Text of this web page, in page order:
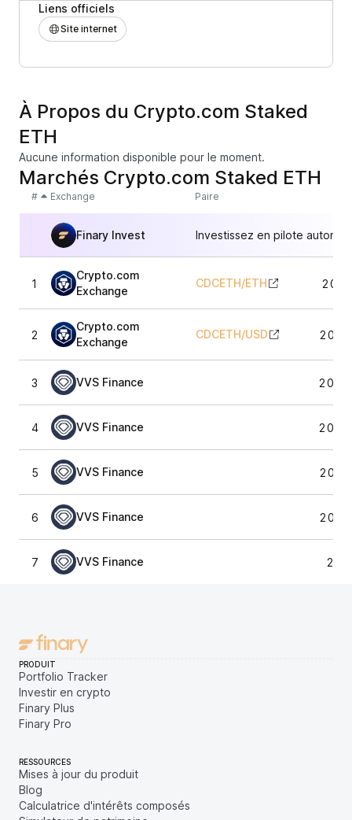
Liens officiels
Site internet
À Propos du Crypto.com Staked
ETH
Aucune information disponible pour le moment.
Marchés Crypto.com Staked ETH
# Exchange Paire
Finary Invest Investissez en pilote
1
Crypto.com
Exchange
CDCETH/ETH 2
2
Crypto.com
Exchange
CDCETH/USD 2
3 VVS Finance 2
4 VVS Finance 2
5 VVS Finance 2
6 VVS Finance 2
7 VVS Finance 2
PRODUIT
Portfolio Tracker
Investir en crypto
Finary Plus
Finary Pro
RESSOURCES
Mises à jour du produit
Blog
Calculatrice d'intérêts composés